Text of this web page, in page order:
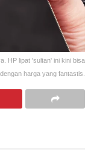
HP lipat 'sultan' ini kini bisa
harga yang fantastis.